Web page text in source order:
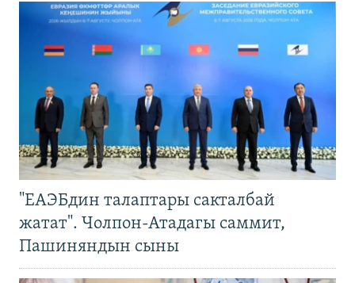
"ЕАЭБдин талаптары сакталбай
жатат". Чолпон-Атадагы саммит,
Пашиняндын сыны